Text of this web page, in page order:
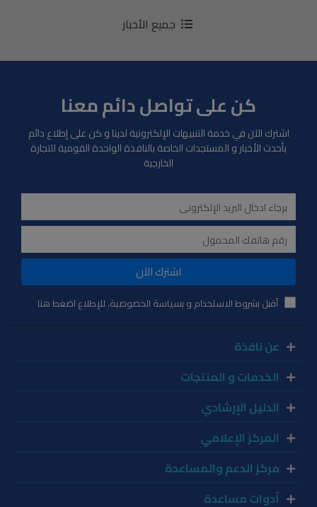
جميع الأخبار
كن على تواصل دائم معنا
اشترك الآن في خدمة التنبيهات الإلكترونية لدينا و كن على إطلاع دائم
بأحدث الأخبار و المستجدات الخاصة بالنافذة الواحدة القومية للتجارة
الخارجية
اشترك الآن
أقبل بشروط الاستخدام و بسياسة الخصوصية. للإطلاع اضغط هنا
عن نافذة
الخدمات و المنتجات
الدليل الإرشادي
المركز الإعلامي
مركز الدعم والمساعدة
أدوات مساعدة